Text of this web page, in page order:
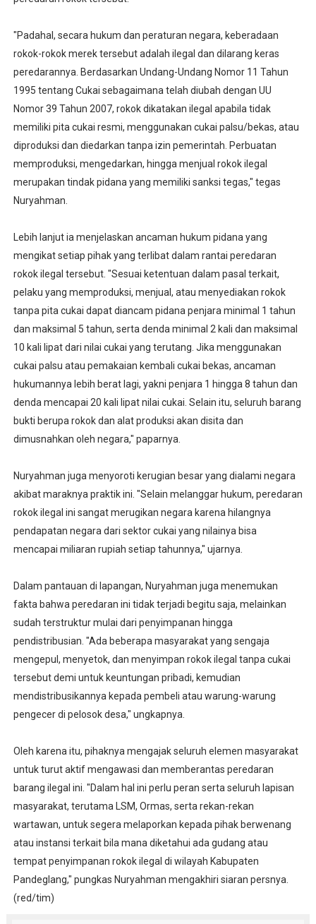
‎"Padahal, secara hukum dan peraturan negara, keberadaan
rokok-rokok merek tersebut adalah ilegal dan dilarang keras
peredarannya. Berdasarkan Undang-Undang Nomor 11 Tahun
1995 tentang Cukai sebagaimana telah diubah dengan UU
Nomor 39 Tahun 2007, rokok dikatakan ilegal apabila tidak
memiliki pita cukai resmi, menggunakan cukai palsu/bekas, atau
diproduksi dan diedarkan tanpa izin pemerintah. Perbuatan
memproduksi, mengedarkan, hingga menjual rokok ilegal
merupakan tindak pidana yang memiliki sanksi tegas," tegas
Nuryahman.
‎Lebih lanjut ia menjelaskan ancaman hukum pidana yang
mengikat setiap pihak yang terlibat dalam rantai peredaran
rokok ilegal tersebut. "Sesuai ketentuan dalam pasal terkait,
pelaku yang memproduksi, menjual, atau menyediakan rokok
tanpa pita cukai dapat diancam pidana penjara minimal 1 tahun
dan maksimal 5 tahun, serta denda minimal 2 kali dan maksimal
10 kali lipat dari nilai cukai yang terutang. Jika menggunakan
cukai palsu atau pemakaian kembali cukai bekas, ancaman
hukumannya lebih berat lagi, yakni penjara 1 hingga 8 tahun dan
denda mencapai 20 kali lipat nilai cukai. Selain itu, seluruh barang
bukti berupa rokok dan alat produksi akan disita dan
dimusnahkan oleh negara," paparnya.
‎Nuryahman juga menyoroti kerugian besar yang dialami negara
akibat maraknya praktik ini. "Selain melanggar hukum, peredaran
rokok ilegal ini sangat merugikan negara karena hilangnya
pendapatan negara dari sektor cukai yang nilainya bisa
mencapai miliaran rupiah setiap tahunnya," ujarnya.
‎Dalam pantauan di lapangan, Nuryahman juga menemukan
fakta bahwa peredaran ini tidak terjadi begitu saja, melainkan
sudah terstruktur mulai dari penyimpanan hingga
pendistribusian. "Ada beberapa masyarakat yang sengaja
mengepul, menyetok, dan menyimpan rokok ilegal tanpa cukai
tersebut demi untuk keuntungan pribadi, kemudian
mendistribusikannya kepada pembeli atau warung-warung
pengecer di pelosok desa," ungkapnya.
‎Oleh karena itu, pihaknya mengajak seluruh elemen masyarakat
untuk turut aktif mengawasi dan memberantas peredaran
barang ilegal ini. "Dalam hal ini perlu peran serta seluruh lapisan
masyarakat, terutama LSM, Ormas, serta rekan-rekan
wartawan, untuk segera melaporkan kepada pihak berwenang
atau instansi terkait bila mana diketahui ada gudang atau
tempat penyimpanan rokok ilegal di wilayah Kabupaten
Pandeglang," pungkas Nuryahman mengakhiri siaran persnya.
(red/tim)